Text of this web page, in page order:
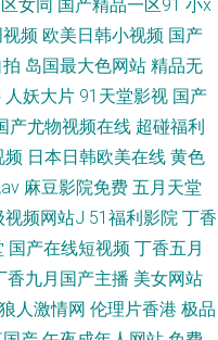
女同 国产精品一区91 小x
频 欧美日韩小视频 国产
岛国最大色网站 精品无
人妖大片 91天堂影视 国产
产尤物视频在线 超碰福利
频 日本日韩欧美在线 黄色
麻豆影院免费 五月天堂
视频网站J 51福利影院 丁香
国产在线短视频 丁香五月
香九月国产主播 美女网站
狼人激情网 伦理片香港 极品